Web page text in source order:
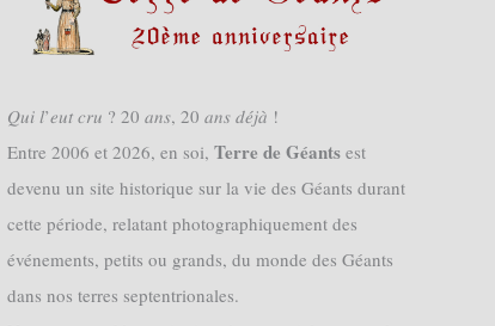
𝑄𝑢𝑖 𝑙’𝑒𝑢𝑡 𝑐𝑟𝑢 ? 20 𝑎𝑛𝑠, 20 𝑎𝑛𝑠 𝑑𝑒́𝑗𝑎̀ !
Entre 2006 et 2026, en soi, Terre de Géants est
devenu un site historique sur la vie des Géants durant
cette période, relatant photographiquement des
événements, petits ou grands, du monde des Géants
dans nos terres septentrionales.